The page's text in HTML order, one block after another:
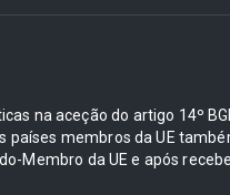
na aceção do artigo 14º
países membros da UE
Membro da UE e após